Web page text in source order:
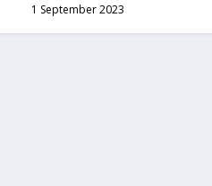
1 September 2023